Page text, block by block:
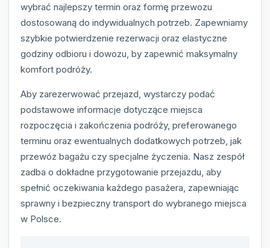
wybrać najlepszy termin oraz formę przewozu
dostosowaną do indywidualnych potrzeb. Zapewniamy
szybkie potwierdzenie rezerwacji oraz elastyczne
godziny odbioru i dowozu, by zapewnić maksymalny
komfort podróży.
Aby zarezerwować przejazd, wystarczy podać
podstawowe informacje dotyczące miejsca
rozpoczęcia i zakończenia podróży, preferowanego
terminu oraz ewentualnych dodatkowych potrzeb, jak
przewóz bagażu czy specjalne życzenia. Nasz zespół
zadba o dokładne przygotowanie przejazdu, aby
spełnić oczekiwania każdego pasażera, zapewniając
sprawny i bezpieczny transport do wybranego miejsca
w Polsce.